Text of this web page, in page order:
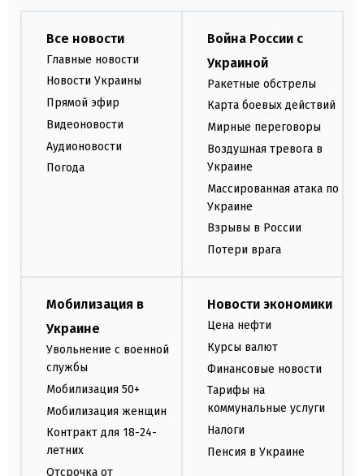
Все новости
Главные новости
Новости Украины
Прямой эфир
Видеоновости
Аудионовости
Погода
Война России с
Украиной
Ракетные обстрелы
Карта боевых действий
Мирные переговоры
Воздушная тревога в
Украине
Массированная атака по
Украине
Взрывы в России
Потери врага
Мобилизация в
Украине
Увольнение с военной
службы
Мобилизация 50+
Мобилизация женщин
Контракт для 18-24-
летних
Отсрочка от
Новости экономики
Цена нефти
Курсы валют
Финансовые новости
Тарифы на
коммунальные услуги
Налоги
Пенсия в Украине